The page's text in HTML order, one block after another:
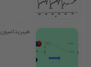
هیبریداسیون